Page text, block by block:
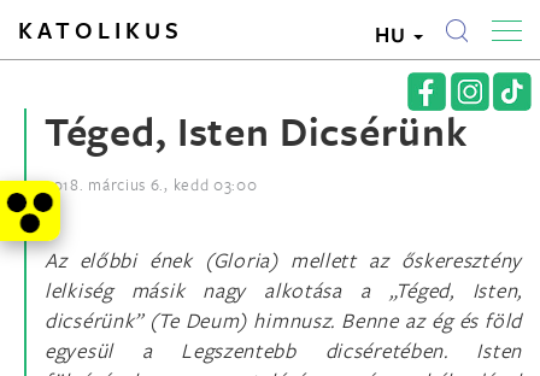
KATOLIKUS HU
Téged, Isten Dicsérünk
2018. március 6., kedd 03:00
Az előbbi ének (Gloria) mellett az őskeresztény
lelkiség másik nagy alkotása a „Téged, Isten,
dicsérünk” (Te Deum) himnusz. Benne az ég és föld
egyesül a Legszentebb dicséretében. Isten